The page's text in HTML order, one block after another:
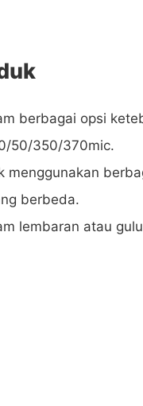
berbagai opsi
50/350/370mic.
menggunakan
berbeda.
lembaran atau